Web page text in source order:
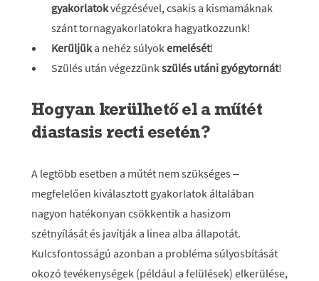
gyakorlatokvégzésével, csakis a kismamáknak
szánt tornagyakorlatokra hagyatkozzunk!
Kerüljüka nehéz súlyokemelését!
Szülés után végezzünkszülés utáni gyógytornát!
Hogyan kerülhető el a műtét
diastasis recti esetén?
A legtöbb esetben a műtét nem szükséges –
megfelelően kiválasztott gyakorlatok általában
nagyon hatékonyan csökkentik a hasizom
szétnyílását és javítják a linea alba állapotát.
Kulcsfontosságú azonban a probléma súlyosbítását
okozó tevékenységek (például a felülések) elkerülése,